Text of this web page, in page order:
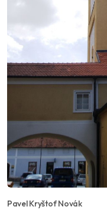
Pavel Kryštof Novák